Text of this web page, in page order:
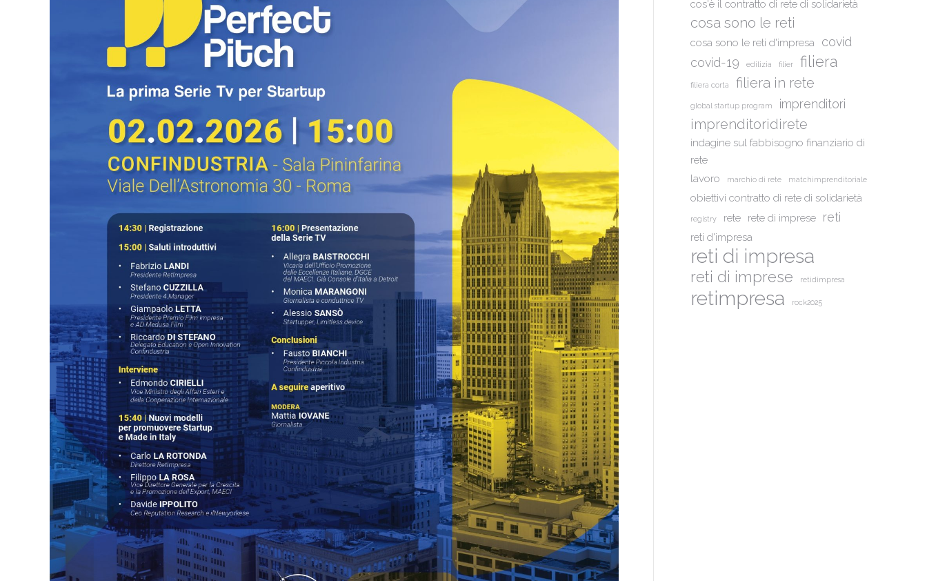
cos'è il contratto di rete di solidarietà
cosa sono le reti
cosa sono le reti d'impresa
covid
covid-19
edilizia filier filiera
filiera corta filiera in rete
global startup program imprenditori
imprenditoridirete
indagine sul fabbisogno finanziario di
rete
lavoro
marchio di rete matchimprenditoriale
obiettivi contratto di rete di solidarietà
registry rete rete di imprese reti
reti d'impresa
reti di impresa
reti di imprese retidimpresa
retimpresa rock2025